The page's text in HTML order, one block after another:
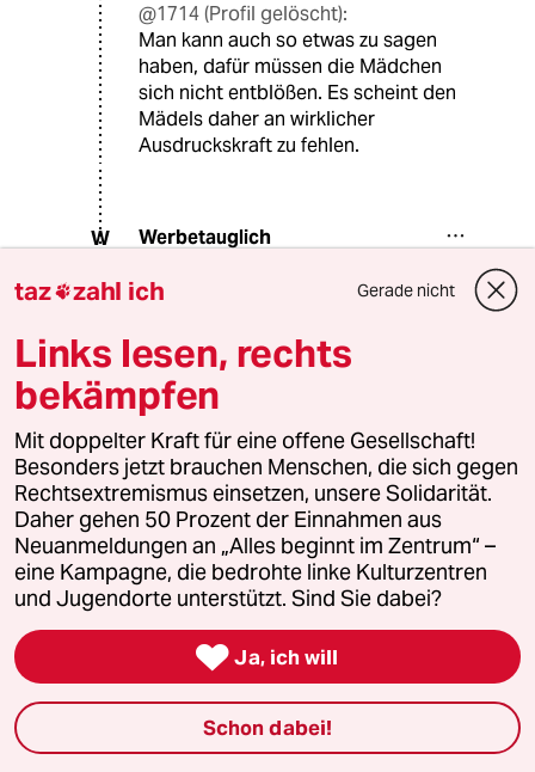
@1714 (Profil gelöscht):
Man kann auch so etwas zu sagen
haben, dafür müssen die Mädchen
sich nicht entblößen. Es scheint den
Mädels daher an wirklicher
Ausdruckskraft zu fehlen.
W Werbetauglich
@1714 (Profil gelöscht):
Mittleschichtsrussinnen, haben sie
wunderbar Werbung für sich
gemacht. Ich erwarte nichts von den
Pussy Riot Mitgliedern. Das alles ist
nur eine erfolgreiche PR Kampagne.
Würde mich nicht wundern wenn sie
bei Stefan Raab auftauchen-
U Ursula
28.12.2013,11:58 Uhr
@1714 (Profil gelöscht):
mit 63 % frisch gewählten Putin-
denken sie, dass es Russland ohne
taz zahl ich Gerade nicht
Links lesen, rechts
bekämpfen
Mit doppelter Kraft für eine offene Gesellschaft!
Besonders jetzt brauchen Menschen, die sich gegen
Rechtsextremismus einsetzen, unsere Solidarität.
Daher gehen 50 Prozent der Einnahmen aus
Neuanmeldungen an „Alles beginnt im Zentrum“ –
eine Kampagne, die bedrohte linke Kulturzentren
und Jugendorte unterstützt. Sind Sie dabei?
 Ja, ich will
Schon dabei!